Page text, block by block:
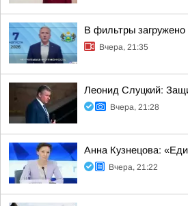
В фильтры
Вчера, 21:35
Леонид Слуцкий:
Вчера, 21:28
Анна Кузнецова:
Вчера, 21:22